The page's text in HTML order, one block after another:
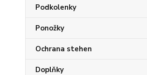
Podkolenky
Ponožky
Ochrana stehen
Doplňky